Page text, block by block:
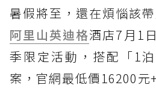
暑假將至，還在煩惱該
阿里山英迪格酒店7月1
季限定活動，搭配「1
案，官網最低價16200元